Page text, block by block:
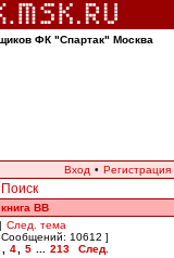
ФК "Спартак" Москва
Вход • Регистрация
Поиск
ВВ
| След. тема
10612 ]
4 5 213
След.